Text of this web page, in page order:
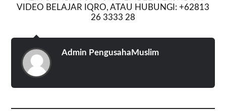
VIDEO BELAJAR IQRO, ATAU HUBUNGI: +62813
26 3333 28
Admin PengusahaMuslim